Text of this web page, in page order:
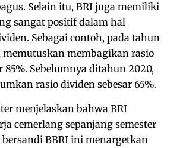
Selain itu, BRI juga memiliki
sangat positif dalam hal
Sebagai contoh, pada tahun
memutuskan membagikan rasio
85%. Sebelumnya ditahun 2020,
rasio dividen sebesar 65%.
menjelaskan bahwa BRI
cemerlang sepanjang semester
BBRI ini menargetkan